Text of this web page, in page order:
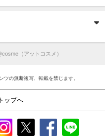
（アットコスメ）
ツの無断複写、転載を禁じます。
ップへ